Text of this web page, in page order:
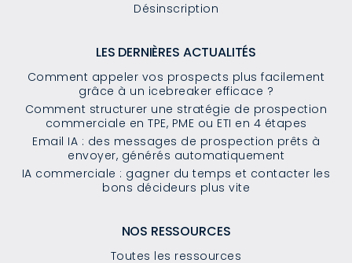
Désinscription
LES DERNIÈRES ACTUALITÉS
Comment appeler vos prospects plus facilement
grâce à un icebreaker efficace ?
Comment structurer une stratégie de prospection
commerciale en TPE, PME ou ETI en 4 étapes
Email IA : des messages de prospection prêts à
envoyer, générés automatiquement
IA commerciale : gagner du temps et contacter les
bons décideurs plus vite
NOS RESSOURCES
Toutes les ressources